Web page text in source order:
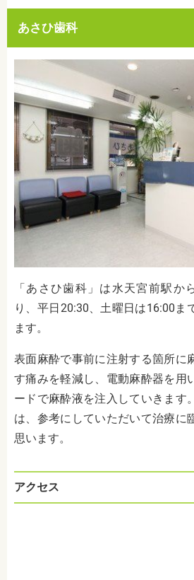
あさひ歯科
「あさひ歯科」は水天宮前駅か
り、平日20:30、土曜日は16:00ま
ます。
表面麻酔で事前に注射する箇所に
す痛みを軽減し、電動麻酔器を用
ードで麻酔液を注入していきます
は、参考にしていただいて治療に
思います。
アクセス